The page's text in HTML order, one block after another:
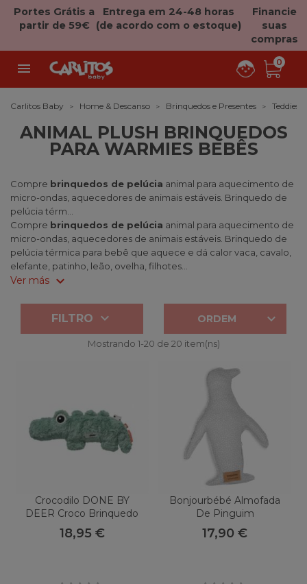
Portes Grátis a
partir de 59€
Entrega em 24-48 horas
(de acordo com o estoque)
Financie
suas
compras
 0
Carlitos Baby Home & Descanso Brinquedos e Presentes Teddies
ANIMAL PLUSH BRINQUEDOS
PARA WARMIES BEBÊS
Compre brinquedos de pelúcia animal para aquecimento de
micro-ondas, aquecedores de animais estáveis. Brinquedo de
pelúcia térm...
Compre brinquedos de pelúcia animal para aquecimento de
micro-ondas, aquecedores de animais estáveis. Brinquedo de
pelúcia térmica para bebê que aquece e dá calor vaca, cavalo,
elefante, patinho, leão, ovelha, filhotes...
Ver más expand_more
ORDEM 
FILTRO 
Mostrando 1-20 de 20 item(ns)
Crocodilo DONE BY
DEER Croco Brinquedo
De Pelúcia
18,95 €
Bonjourbébé Almofada
De Pinguim
17,90 €